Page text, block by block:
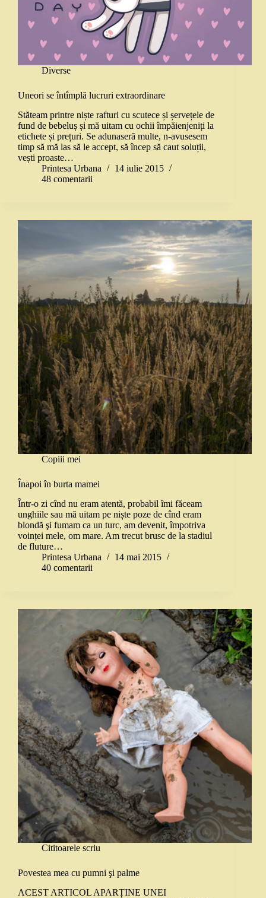
Diverse
Uneori se întîmplă lucruri extraordinare
Stăteam printre niște rafturi cu scutece și șervețele de
fund de bebeluș și mă uitam cu ochii împăienjeniți la
etichete și prețuri. Se adunaseră multe, n-avusesem
timp să mă las să le accept, să încep să caut soluții,
vești proaste…
Printesa Urbana
14 iulie 2015
48 comentarii
Copiii mei
Înapoi în burta mamei
Într-o zi cînd nu eram atentă, probabil îmi făceam
unghiile sau mă uitam pe niște poze de cînd eram
blondă şi fumam ca un turc, am devenit, împotriva
voinței mele, om mare. Am trecut brusc de la stadiul
de fluture…
Printesa Urbana
14 mai 2015
40 comentarii
Cititoarele scriu
Povestea mea cu pumni şi palme
ACEST ARTICOL APARȚINE UNEI